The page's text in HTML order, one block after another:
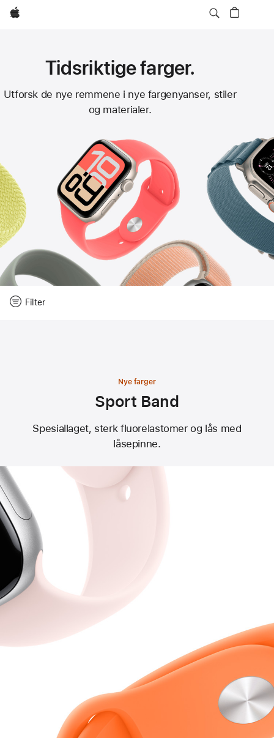
Apple
Remmer
Apple
Watch
Tidsriktige farger.
Utforsk de nye remmene i nye fargenyanser, stiler
og materialer.
Filter
Nullstill
Nye farger
Sport Band
Spesiallaget, sterk fluorelastomer og lås med
låsepinne.